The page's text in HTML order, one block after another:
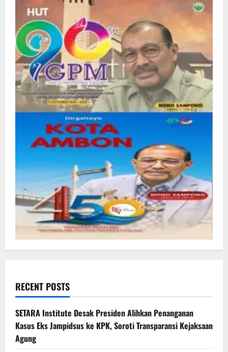
RECENT POSTS
SETARA Institute Desak Presiden Alihkan Penanganan
Kasus Eks Jampidsus ke KPK, Soroti Transparansi Kejaksaan
Agung